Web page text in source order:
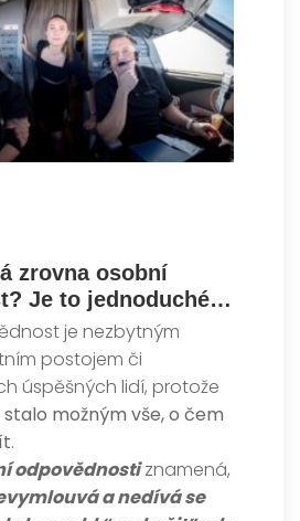
zrovna osobní
Je to jednoduché…
je nezbytným
postojem či
úspěšných lidí, protože
možným vše, o čem
.
odpovědnostiznamená,
a nedívá se